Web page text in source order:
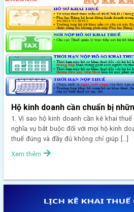
Hộ kinh doanh cần chuẩn bị
1. Vì sao hộ kinh doanh cần kê khai
nghĩa vụ bắt buộc đối với mọi hộ kinh
thuế đúng và đầy đủ không chỉ giúp […]
Xem thêm